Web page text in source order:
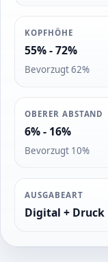
KOPFHÖHE
55% - 72%
Bevorzugt 62%
OBERER ABSTAND
6% - 16%
Bevorzugt 10%
AUSGABEART
Digital + Druck